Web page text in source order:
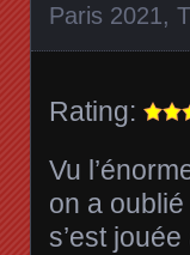
Paris 2021,
Rating:
Vu
on a
s’est